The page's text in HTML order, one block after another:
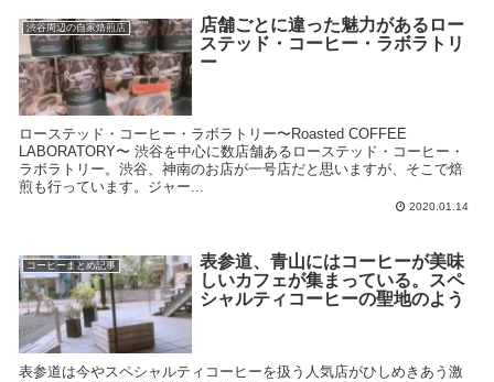
渋谷周辺の自家焙煎店
店舗ごとに違った魅力があるロー
ステッド・コーヒー・ラボラトリ
ー
ローステッド・コーヒー・ラボラトリー〜Roasted COFFEE
LABORATORY〜 渋谷を中心に数店舗あるローステッド・コーヒー・
ラボラトリー。渋谷、神南のお店が一号店だと思いますが、そこで焙
煎も行っています。ジャー...
2020.01.14
コーヒーまとめ記事
表参道、青山にはコーヒーが美味
しいカフェが集まっている。スペ
シャルティコーヒーの聖地のよう
表参道は今やスペシャルティコーヒーを扱う人気店がひしめきあう激